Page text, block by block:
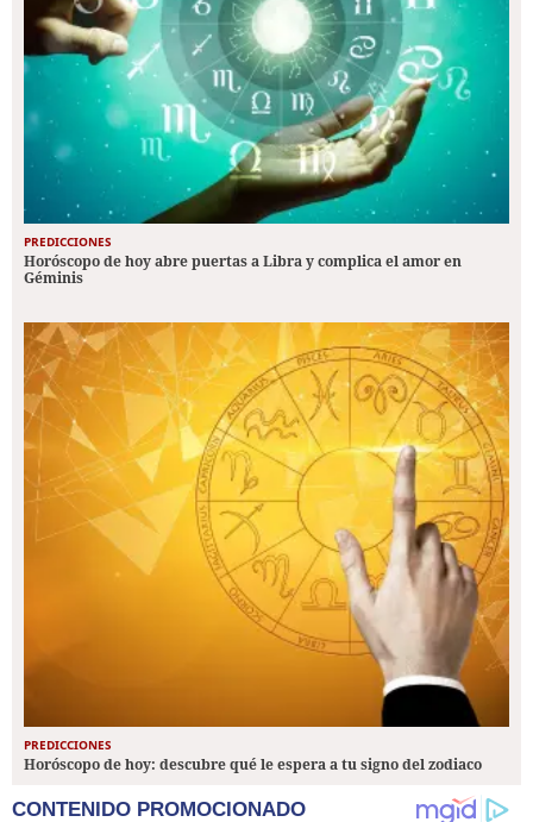
PREDICCIONES
Horóscopo de hoy abre puertas a Libra y complica el amor en
Géminis
PREDICCIONES
Horóscopo de hoy: descubre qué le espera a tu signo del zodiaco
CONTENIDO PROMOCIONADO